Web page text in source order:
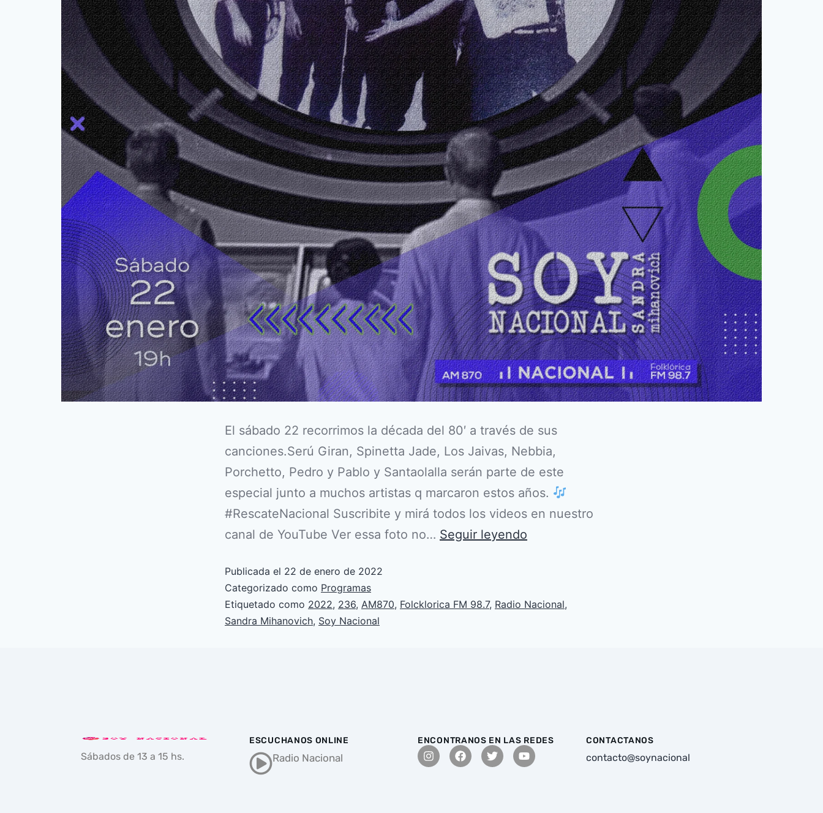
El sábado 22 recorrimos la década del 80′ a través de sus
canciones.Serú Giran, Spinetta Jade, Los Jaivas, Nebbia,
Porchetto, Pedro y Pablo y Santaolalla serán parte de este
especial junto a muchos artistas q marcaron estos años.
#RescateNacional Suscribite y mirá todos los videos en nuestro
canal de YouTube Ver essa foto no… Seguir leyendo
Publicada el 22 de enero de 2022
Categorizado como Programas
Etiquetado como 2022, 236, AM870, Folcklorica FM 98.7, Radio Nacional,
Sandra Mihanovich, Soy Nacional
Sábados de 13 a 15 hs.
ESCUCHANOS ONLINE
Radio Nacional
ENCONTRANOS EN LAS REDES CONTACTANOS
contacto@soynacional